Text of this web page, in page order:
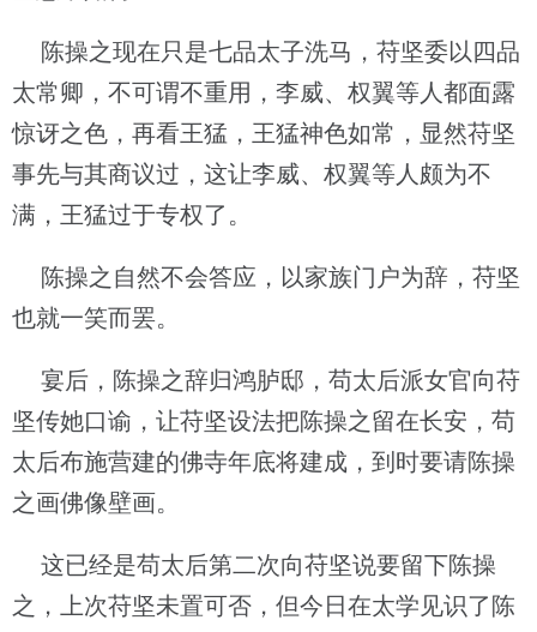
陈操之现在只是七品太子洗马，苻坚委以四品
太常卿，不可谓不重用，李威、权翼等人都面露
惊讶之色，再看王猛，王猛神色如常，显然苻坚
事先与其商议过，这让李威、权翼等人颇为不
满，王猛过于专权了。
陈操之自然不会答应，以家族门户为辞，苻坚
也就一笑而罢。
宴后，陈操之辞归鸿胪邸，苟太后派女官向苻
坚传她口谕，让苻坚设法把陈操之留在长安，苟
太后布施营建的佛寺年底将建成，到时要请陈操
之画佛像壁画。
这已经是苟太后第二次向苻坚说要留下陈操
之，上次苻坚未置可否，但今日在太学见识了陈